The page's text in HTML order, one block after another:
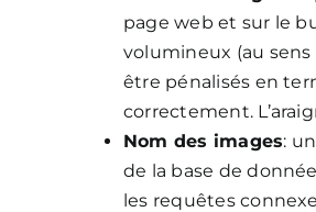
page web et sur le
volumineux (au sens
être pénalisés en
correctement.
Nom des images:
de la base de
les requêtes